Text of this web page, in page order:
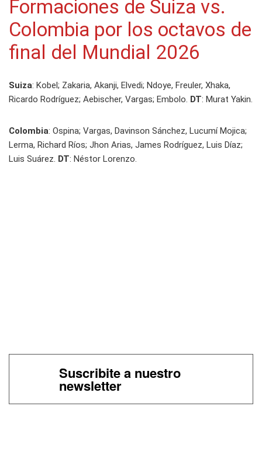
Formaciones de Suiza vs.
Colombia por los octavos de
final del Mundial 2026
Suiza: Kobel; Zakaria, Akanji, Elvedi; Ndoye, Freuler, Xhaka,
Ricardo Rodríguez; Aebischer, Vargas; Embolo. DT: Murat Yakin.
Colombia: Ospina; Vargas, Davinson Sánchez, Lucumí Mojica;
Lerma, Richard Ríos; Jhon Arias, James Rodríguez, Luis Díaz;
Luis Suárez. DT: Néstor Lorenzo.
Suscribite a nuestro
newsletter